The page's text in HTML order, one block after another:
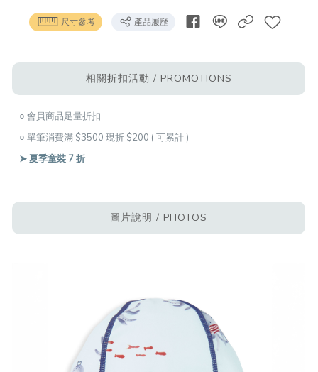
尺寸參考 產品履歷
相關折扣活動 / PROMOTIONS
○ 會員商品足量折扣
○ 單筆消費滿 $3500 現折 $200 ( 可累計 )
➤ 夏季童裝 7 折
圖片說明 / PHOTOS